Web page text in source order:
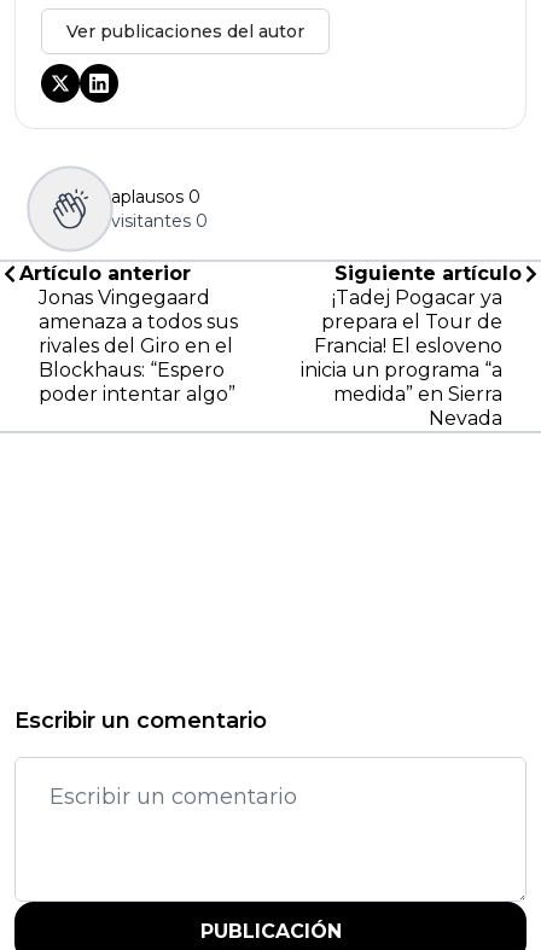
Ver publicaciones del autor
aplausos 0
visitantes 0
Artículo anterior
Jonas Vingegaard
amenaza a todos sus
rivales del Giro en el
Blockhaus: “Espero
poder intentar algo”
Siguiente artículo
¡Tadej Pogacar ya
prepara el Tour de
Francia! El esloveno
inicia un programa “a
medida” en Sierra
Nevada
Escribir un comentario
PUBLICACIÓN